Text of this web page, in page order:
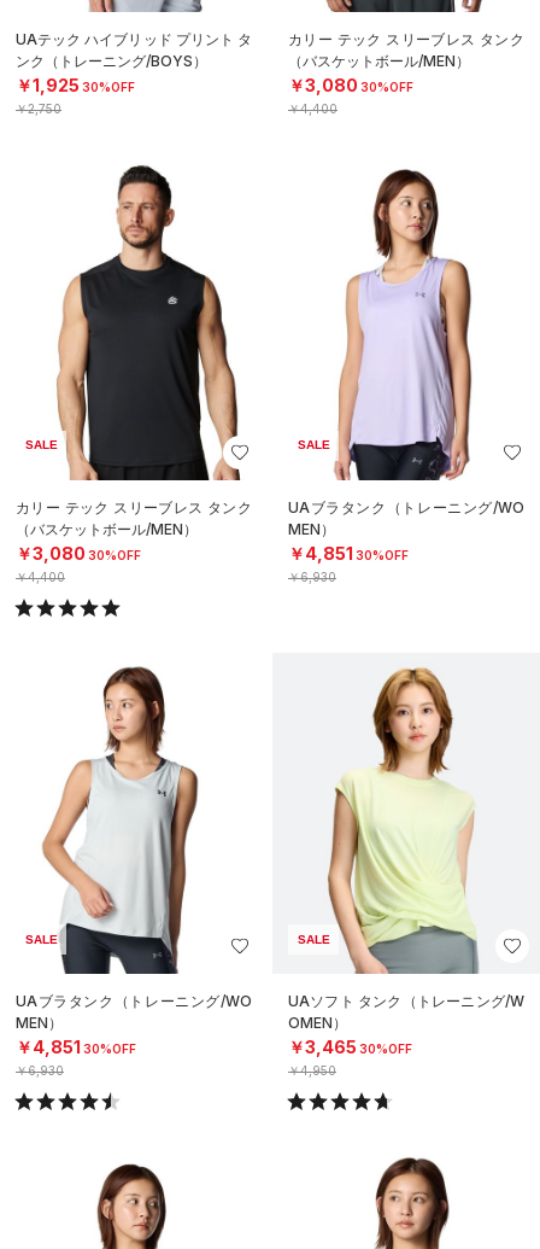
UAテック ハイブリッド プリント タ
ンク（トレーニング/BOYS）
￥1,925 30%OFF
￥2,750
カリー テック スリーブレス タンク
（バスケットボール/MEN）
￥3,080 30%OFF
￥4,400
SALE
カリー テック スリーブレス タンク
（バスケットボール/MEN）
￥3,080 30%OFF
￥4,400
SALE
UAブラタンク（トレーニング/WO
MEN）
￥4,851 30%OFF
￥6,930
SALE
UAブラタンク（トレーニング/WO
MEN）
￥4,851 30%OFF
￥6,930
SALE
UAソフト タンク（トレーニング/W
OMEN）
￥3,465 30%OFF
￥4,950